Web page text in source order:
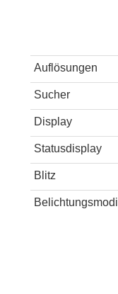
Auflösungen
Sucher
Display
Statusdisplay
Blitz
Belichtungsmodi